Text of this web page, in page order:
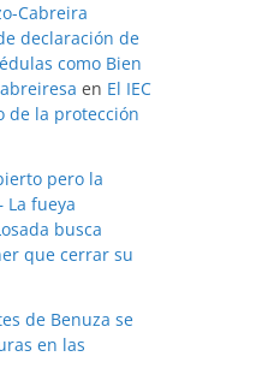
Cabreira
declaración de
como Bien
en El IEC
de la protección
pero la
La fueya
busca
que cerrar su
de Benuza se
en las